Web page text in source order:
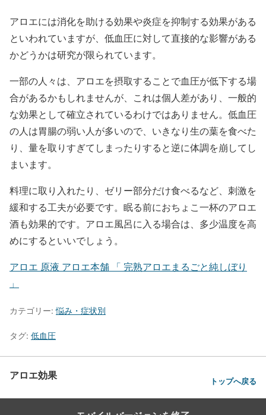
アロエには消化を助ける効果や炎症を抑制する効果がある
といわれていますが、低血圧に対して直接的な影響がある
かどうかは研究が限られています。
一部の人々は、アロエを摂取することで血圧が低下する場
合があるかもしれませんが、これは個人差があり、一般的
な効果として確立されているわけではありません。低血圧
の人は胃腸の弱い人が多いので、いきなり生の葉を食べた
り、量を取りすぎてしまったりすると逆に体調を崩してし
まいます。
料理に取り入れたり、ゼリー部分だけ食べるなど、刺激を
緩和する工夫が必要です。眠る前におちょこ一杯のアロエ
酒も効果的です。アロエ風呂に入る場合は、多少温度を高
めにするといいでしょう。
アロエ 原液 アロエ本舗 「 完熟アロエまるごと純しぼり
」
カテゴリー:悩み・症状別
タグ: 低血圧
アロエ効果 トップへ戻る